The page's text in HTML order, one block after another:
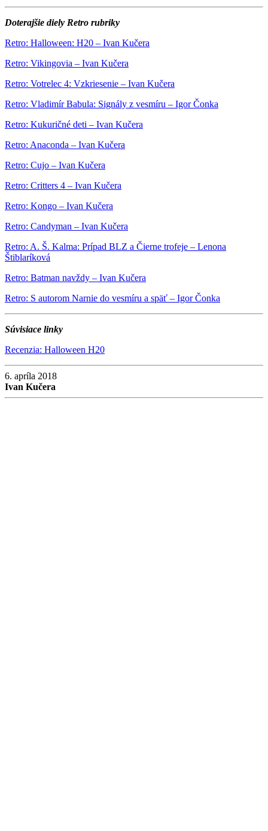
Doterajšie diely Retro rubriky
Retro: Halloween: H20 – Ivan Kučera
Retro: Vikingovia – Ivan Kučera
Retro: Votrelec 4: Vzkriesenie – Ivan Kučera
Retro: Vladimír Babula: Signály z vesmíru – Igor Čonka
Retro: Kukuričné deti – Ivan Kučera
Retro: Anaconda – Ivan Kučera
Retro: Cujo – Ivan Kučera
Retro: Critters 4 – Ivan Kučera
Retro: Kongo – Ivan Kučera
Retro: Candyman – Ivan Kučera
Retro: A. Š. Kalma: Prípad BLZ a Čierne trofeje – Lenona
Štiblaríková
Retro: Batman navždy – Ivan Kučera
Retro: S autorom Narnie do vesmíru a späť – Igor Čonka
Súvisiace linky
Recenzia: Halloween H20
6. apríla 2018
Ivan Kučera